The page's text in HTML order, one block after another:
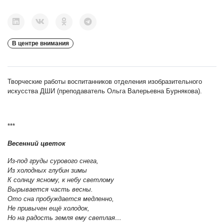
В центре внимания
Творческие работы воспитанников отделения изобразительного
искусства ДШИ (преподаватель Ольга Валерьевна Бурнякова).
***
Весенний цветок
Из-под груды сурового снега,
Из холодных глубин зимы
К солнцу ясному, к небу светлому
Вырывается часть весны.
Ото сна пробуждается медленно,
Не привычен ещё холодок,
Но на радость земля ему светлая…